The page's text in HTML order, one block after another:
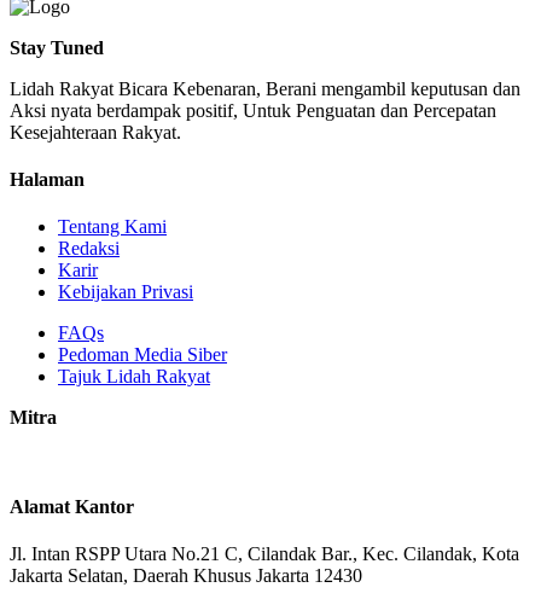
Stay Tuned
Lidah Rakyat Bicara Kebenaran, Berani mengambil keputusan dan
Aksi nyata berdampak positif, Untuk Penguatan dan Percepatan
Kesejahteraan Rakyat.
Halaman
Tentang Kami
Redaksi
Karir
Kebijakan Privasi
FAQs
Pedoman Media Siber
Tajuk Lidah Rakyat
Mitra
Alamat Kantor
Jl. Intan RSPP Utara No.21 C, Cilandak Bar., Kec. Cilandak, Kota
Jakarta Selatan, Daerah Khusus Jakarta 12430